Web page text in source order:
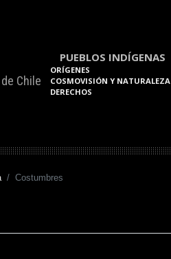
Chile
PUEBLOS INDÍGENAS
ORÍGENES
COSMOVISIÓN Y NATURALEZA
DERECHOS
Costumbres